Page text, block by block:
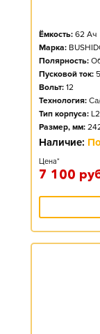
Ёмкость: 62 Ач
Марка:
Полярность:
Пусковой ток:
Вольт: 12
Технология:
Тип корпуса:
Размер, мм:
Наличие:
Цена*
7 100